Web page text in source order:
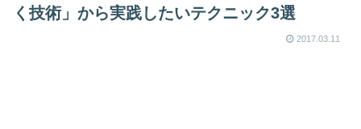
く技術」から実践したいテクニック3選
2017.03.11